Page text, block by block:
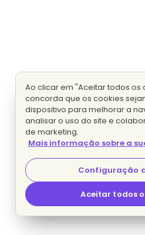
Ao clicar em "Aceitar todos os
concorda que os cookies
dispositivo para melhorar a
analisar o uso do site e
de marketing.
Mais informação sobre a
Configuração
Aceitar todos